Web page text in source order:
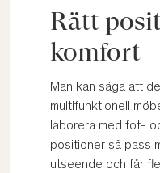
Rätt
komfort
Man kan säga att
multifunktionell
laborera med fot-
positioner så pass
utseende och får